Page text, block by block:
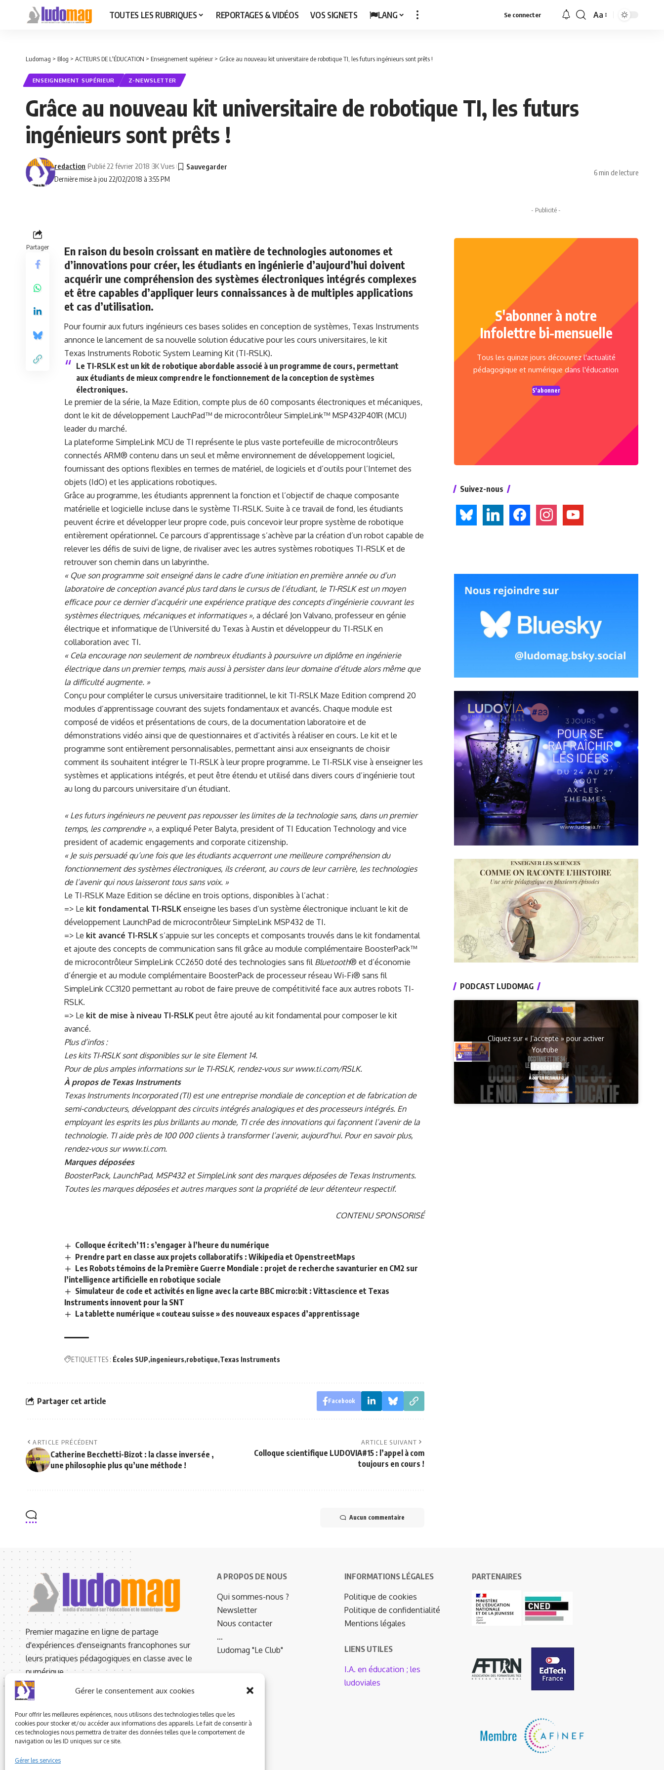
Gérer le consentement aux cookies
Pour offrir les meilleures expériences, nous utilisons des technologies telles que les
cookies pour stocker et/ou accéder aux informations des appareils. Le fait de consentir à
ces technologies nous permettra de traiter des données telles que le comportement de
navigation ou les ID uniques sur ce site.
Gérer les services
TOUTES LES RUBRIQUES REPORTAGES & VIDÉOS VOS SIGNETS LANG Se connecter
Font
Aa
Ludomag > Blog > ACTEURS DE L'ÉDUCATION > Enseignement supérieur > Grâce au nouveau kit universitaire de robotique TI, les futurs ingénieurs sont prêts !
ENSEIGNEMENT SUPÉRIEUR Z-NEWSLETTER
Grâce au nouveau kit universitaire de robotique TI, les futurs
ingénieurs sont prêts !
Dernière mise à jou 22/02/2018 à 3:55 PM
redaction Publié 22 février 2018 3K Vues
6 min de lecture
Partager
En raison du besoin croissant en matière de technologies autonomes et
d’innovations pour créer, les étudiants en ingénierie d’aujourd’hui doivent
acquérir une compréhension des systèmes électroniques intégrés complexes
et être capables d’appliquer leurs connaissances à de multiples applications
et cas d’utilisation.
Pour fournir aux futurs ingénieurs ces bases solides en conception de systèmes, Texas Instruments
annonce le lancement de sa nouvelle solution éducative pour les cours universitaires, le kit
Texas Instruments Robotic System Learning Kit (TI-RSLK).
Le TI-RSLK est un kit de robotique abordable associé à un programme de cours, permettant
aux étudiants de mieux comprendre le fonctionnement de la conception de systèmes
électroniques.
Le premier de la série, la Maze Edition, compte plus de 60 composants électroniques et mécaniques,
dont le kit de développement LauchPad™ de microcontrôleur SimpleLink™ MSP432P401R (MCU)
leader du marché.
La plateforme SimpleLink MCU de TI représente le plus vaste portefeuille de microcontrôleurs
connectés ARM® contenu dans un seul et même environnement de développement logiciel,
fournissant des options flexibles en termes de matériel, de logiciels et d’outils pour l’Internet des
objets (IdO) et les applications robotiques.
Grâce au programme, les étudiants apprennent la fonction et l’objectif de chaque composante
matérielle et logicielle incluse dans le système TI-RSLK. Suite à ce travail de fond, les étudiants
peuvent écrire et développer leur propre code, puis concevoir leur propre système de robotique
entièrement opérationnel. Ce parcours d’apprentissage s’achève par la création d’un robot capable de
relever les défis de suivi de ligne, de rivaliser avec les autres systèmes robotiques TI-RSLK et de
retrouver son chemin dans un labyrinthe.
« Que son programme soit enseigné dans le cadre d’une initiation en première année ou d’un
laboratoire de conception avancé plus tard dans le cursus de l’étudiant, le TI-RSLK est un moyen
efficace pour ce dernier d’acquérir une expérience pratique des concepts d’ingénierie couvrant les
systèmes électriques, mécaniques et informatiques », a déclaré Jon Valvano, professeur en génie
électrique et informatique de l’Université du Texas à Austin et développeur du TI-RSLK en
collaboration avec TI.
« Cela encourage non seulement de nombreux étudiants à poursuivre un diplôme en ingénierie
électrique dans un premier temps, mais aussi à persister dans leur domaine d’étude alors même que
la difficulté augmente. »
Conçu pour compléter le cursus universitaire traditionnel, le kit TI-RSLK Maze Edition comprend 20
modules d’apprentissage couvrant des sujets fondamentaux et avancés. Chaque module est
composé de vidéos et présentations de cours, de la documentation laboratoire et de
démonstrations vidéo ainsi que de questionnaires et d’activités à réaliser en cours. Le kit et le
programme sont entièrement personnalisables, permettant ainsi aux enseignants de choisir
comment ils souhaitent intégrer le TI-RSLK à leur propre programme. Le TI-RSLK vise à enseigner les
systèmes et applications intégrés, et peut être étendu et utilisé dans divers cours d’ingénierie tout
au long du parcours universitaire d’un étudiant.
« Les futurs ingénieurs ne peuvent pas repousser les limites de la technologie sans, dans un premier
temps, les comprendre », a expliqué Peter Balyta, president of TI Education Technology and vice
president of academic engagements and corporate citizenship.
« Je suis persuadé qu’une fois que les étudiants acquerront une meilleure compréhension du
fonctionnement des systèmes électroniques, ils créeront, au cours de leur carrière, les technologies
de l’avenir qui nous laisseront tous sans voix. »
Le TI-RSLK Maze Edition se décline en trois options, disponibles à l’achat :
=> Le kit fondamental TI-RSLK enseigne les bases d’un système électronique incluant le kit de
développement LaunchPad de microcontrôleur SimpleLink MSP432 de TI.
=> Le kit avancé TI-RSLK s’appuie sur les concepts et composants trouvés dans le kit fondamental
et ajoute des concepts de communication sans fil grâce au module complémentaire BoosterPack™
de microcontrôleur SimpleLink CC2650 doté des technologies sans fil Bluetooth® et d’économie
d’énergie et au module complémentaire BoosterPack de processeur réseau Wi-Fi® sans fil
SimpleLink CC3120 permettant au robot de faire preuve de compétitivité face aux autres robots TI-
RSLK.
=> Le kit de mise à niveau TI-RSLK peut être ajouté au kit fondamental pour composer le kit
avancé.
Plus d’infos :
Les kits TI-RSLK sont disponiblessur le site Element 14.
Pour de plus amples informations sur le TI-RSLK, rendez-vous sur www.ti.com/RSLK.
À propos de Texas Instruments
Texas Instruments Incorporated (TI) est une entreprise mondiale de conception et de fabrication de
semi-conducteurs, développant des circuits intégrés analogiques et des processeurs intégrés. En
employant les esprits les plus brillants au monde, TI crée des innovations qui façonnent l’avenir de la
technologie. TI aide près de 100 000 clients à transformer l’avenir, aujourd’hui. Pour en savoir plus,
rendez-vous sur www.ti.com.
Marques déposées
BoosterPack, LaunchPad, MSP432 et SimpleLink sont des marques déposées de Texas Instruments.
Toutes les marques déposées et autres marques sont la propriété de leur détenteur respectif.
CONTENU SPONSORISÉ
Colloque écritech’11 : s’engager à l’heure du numérique
Prendre part en classe aux projets collaboratifs : Wikipedia et OpenstreetMaps
Les Robots témoins de la Première Guerre Mondiale : projet de recherche savanturier en CM2 sur
l’intelligence artificielle en robotique sociale
Simulateur de code et activités en ligne avec la carte BBC micro:bit : Vittascience et Texas
Instruments innovent pour la SNT
La tablette numérique « couteau suisse » des nouveaux espaces d’apprentissage
ETIQUETTES : Écoles SUP ingenieurs robotique Texas Instruments
Partager cet article Facebook
ARTICLE PRÉCÉDENT
Catherine Becchetti-Bizot : la classe inversée ,
une philosophie plus qu’une méthode !
ARTICLE SUIVANT
Colloque scientifique LUDOVIA#15 : l’appel à com
toujours en cours !
Aucun commentaire
- Publicité -
S'abonner à notre
Infolettre bi-mensuelle
Tous les quinze jours découvrez l'actualité
pédagogique et numérique dans l'éducation
S'abonner
Suivez-nous
bluesky linkedin facebookinstagramyoutube
PODCAST LUDOMAG
Cliquez sur « J’accepte » pour activer
Youtube
Premier magazine en ligne de partage
d'expériences d'enseignants francophones sur
leurs pratiques pédagogiques en classe avec le
numérique.
SPL - N° CPPAP : 0523 W 93101
2 Bis A Rue de la Coume d’Or,
66760 LATOUR DE CAROL - FRANCE
Rédaction : +33 01.83.62.94.53
A PROPOS DE NOUS
Qui sommes-nous ?
Newsletter
Nous contacter
…
Ludomag "Le Club"
INFORMATIONS LÉGALES
Politique de cookies
Politique de confidentialité
Mentions légales
LIENS UTILES
I.A. en éducation ; les
ludoviales
PARTENAIRES